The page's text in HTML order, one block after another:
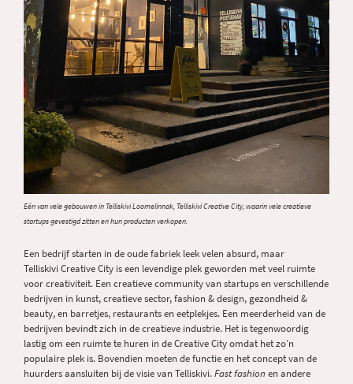
Eén van vele gebouwen in Telliskivi Loomelinnak, Telliskivi Creative City, waarin vele creatieve
startups gevestigd zitten en hun producten verkopen.
Een bedrijf starten in de oude fabriek leek velen absurd, maar
Telliskivi Creative City is een levendige plek geworden met veel ruimte
voor creativiteit. Een creatieve community van startups en verschillende
bedrijven in kunst, creatieve sector, fashion & design, gezondheid &
beauty, en barretjes, restaurants en eetplekjes. Een meerderheid van de
bedrijven bevindt zich in de creatieve industrie. Het is tegenwoordig
lastig om een ruimte te huren in de Creative City omdat het zo’n
populaire plek is. Bovendien moeten de functie en het concept van de
huurders aansluiten bij de visie van Telliskivi.Fast fashion en andere